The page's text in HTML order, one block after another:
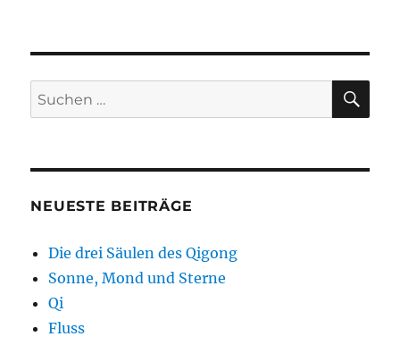
Suchen
nach:
NEUESTE BEITRÄGE
Die drei Säulen des Qigong
Sonne, Mond und Sterne
Qi
Fluss